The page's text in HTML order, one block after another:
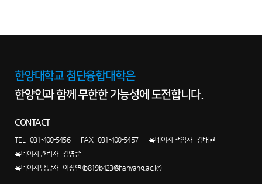
한양대학교 첨단융합대학은
한양인과 함께 무한한 가능성에 도전합니다.
CONTACT
TEL : 031-400-5456 FAX : 031-400-5457
홈페이지 책임자 : 김태현
홈페이지 관리자 : 김영준
홈페이지 담당자 : 이정연 (b819b423@hanyang.ac.kr)